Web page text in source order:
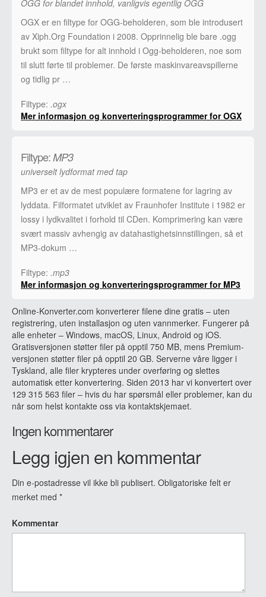
OGG for blandet innhold, vanligvis egentlig OGG
OGX er en filtype for OGG-beholderen, som ble introdusert
av Xiph.Org Foundation i 2008. Opprinnelig ble bare .ogg
brukt som filtype for alt innhold i Ogg-beholderen, noe som
til slutt førte til problemer. De første maskinvareavspillerne
og tidlig pr …
Filtype: .ogx
Mer informasjon og konverteringsprogrammer for OGX
Filtype:MP3
universelt lydformat med tap
MP3 er et av de mest populære formatene for lagring av
lyddata. Filformatet utviklet av Fraunhofer Institute i 1982 er
lossy i lydkvalitet i forhold til CDen. Komprimering kan være
svært massiv avhengig av datahastighetsinnstillingen, så et
MP3-dokum …
Filtype: .mp3
Mer informasjon og konverteringsprogrammer for MP3
Online-Konverter.com konverterer filene dine gratis – uten
registrering, uten installasjon og uten vannmerker. Fungerer på
alle enheter – Windows, macOS, Linux, Android og iOS.
Gratisversjonen støtter filer på opptil 750 MB, mens Premium-
versjonen støtter filer på opptil 20 GB. Serverne våre ligger i
Tyskland, alle filer krypteres under overføring og slettes
automatisk etter konvertering. Siden 2013 har vi konvertert over
129 315 563 filer – hvis du har spørsmål eller problemer, kan du
når som helst kontakte oss via kontaktskjemaet.
Ingen kommentarer
Legg igjen en kommentar
Din e-postadresse vil ikke bli publisert. Obligatoriske felt er
merket med *
Kommentar